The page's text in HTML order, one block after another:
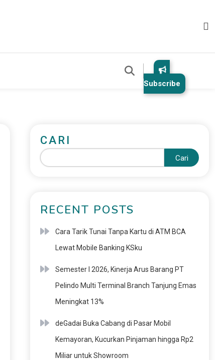
Subscribe
CARI
Cari
RECENT POSTS
Cara Tarik Tunai Tanpa Kartu di ATM BCA
Lewat Mobile Banking KSku
Semester I 2026, Kinerja Arus Barang PT
Pelindo Multi Terminal Branch Tanjung Emas
Meningkat 13%
deGadai Buka Cabang di Pasar Mobil
Kemayoran, Kucurkan Pinjaman hingga Rp2
Miliar untuk Showroom